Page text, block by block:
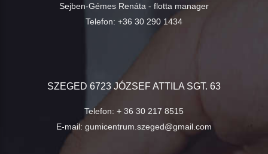
Sejben-Gémes Renáta - flotta manager
Telefon: +36 30 290 1434
SZEGED 6723 JÓZSEF ATTILA SGT. 63
Telefon: + 36 30 217 8515
E-mail: gumicentrum.szeged@gmail.com